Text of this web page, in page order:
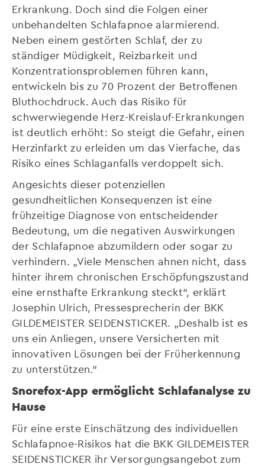
Erkrankung. Doch sind die Folgen einer
unbehandelten Schlafapnoe alarmierend.
Neben einem gestörten Schlaf, der zu
ständiger Müdigkeit, Reizbarkeit und
Konzentrationsproblemen führen kann,
entwickeln bis zu 70 Prozent der Betroffenen
Bluthochdruck. Auch das Risiko für
schwerwiegende Herz-Kreislauf-Erkrankungen
ist deutlich erhöht: So steigt die Gefahr, einen
Herzinfarkt zu erleiden um das Vierfache, das
Risiko eines Schlaganfalls verdoppelt sich.
Angesichts dieser potenziellen
gesundheitlichen Konsequenzen ist eine
frühzeitige Diagnose von entscheidender
Bedeutung, um die negativen Auswirkungen
der Schlafapnoe abzumildern oder sogar zu
verhindern. „Viele Menschen ahnen nicht, dass
hinter ihrem chronischen Erschöpfungszustand
eine ernsthafte Erkrankung steckt“, erklärt
Josephin Ulrich, Pressesprecherin der BKK
GILDEMEISTER SEIDENSTICKER. „Deshalb ist es
uns ein Anliegen, unsere Versicherten mit
innovativen Lösungen bei der Früherkennung
zu unterstützen.“
Snorefox-App ermöglicht Schlafanalyse zu
Hause
Für eine erste Einschätzung des individuellen
Schlafapnoe-Risikos hat die BKK GILDEMEISTER
SEIDENSTICKER ihr Versorgungsangebot zum